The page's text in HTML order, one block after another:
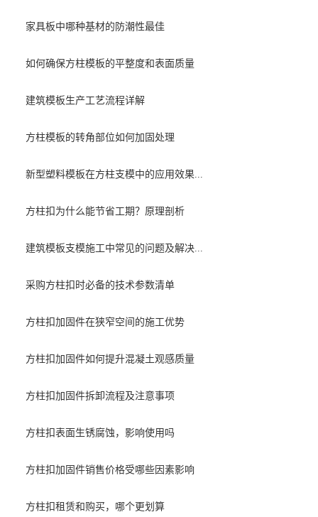
家具板中哪种基材的防潮性最佳
如何确保方柱模板的平整度和表面质量
建筑模板生产工艺流程详解
方柱模板的转角部位如何加固处理
新型塑料模板在方柱支模中的应用效果...
方柱扣为什么能节省工期？原理剖析
建筑模板支模施工中常见的问题及解决...
采购方柱扣时必备的技术参数清单
方柱扣加固件在狭窄空间的施工优势
方柱扣加固件如何提升混凝土观感质量
方柱扣加固件拆卸流程及注意事项
方柱扣表面生锈腐蚀，影响使用吗
方柱扣加固件销售价格受哪些因素影响
方柱扣租赁和购买，哪个更划算